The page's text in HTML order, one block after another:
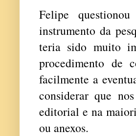
Felipe
instrumento da
teria sido muito
procedimento de
facilmente a
considerar que
editorial e na
ou anexos.